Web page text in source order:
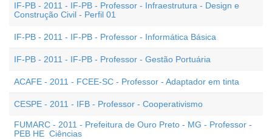
IF-PB - 2011 - IF-PB - Professor - Infraestrutura - Design e
Construção Civil - Perfil 01
IF-PB - 2011 - IF-PB - Professor - Informática Básica
IF-PB - 2011 - IF-PB - Professor - Gestão Portuária
ACAFE - 2011 - FCEE-SC - Professor - Adaptador em tinta
CESPE - 2011 - IFB - Professor - Cooperativismo
FUMARC - 2011 - Prefeitura de Ouro Preto - MG - Professor -
PEB HE  Ciências